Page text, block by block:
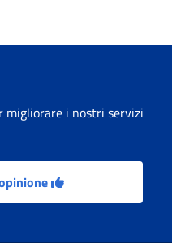
migliorare i nostri servizi